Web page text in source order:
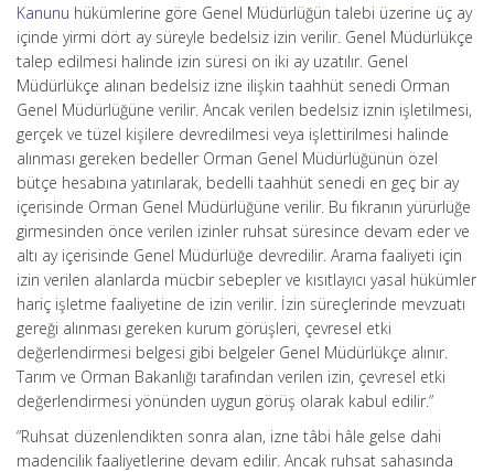
Kanunu hükümlerine göre Genel Müdürlüğün talebi üzerine üç ay
içinde yirmi dört ay süreyle bedelsiz izin verilir. Genel Müdürlükçe
talep edilmesi halinde izin süresi on iki ay uzatılır. Genel
Müdürlükçe alınan bedelsiz izne ilişkin taahhüt senedi Orman
Genel Müdürlüğüne verilir. Ancak verilen bedelsiz iznin işletilmesi,
gerçek ve tüzel kişilere devredilmesi veya işlettirilmesi halinde
alınması gereken bedeller Orman Genel Müdürlüğünün özel
bütçe hesabına yatırılarak, bedelli taahhüt senedi en geç bir ay
içerisinde Orman Genel Müdürlüğüne verilir. Bu fıkranın yürürlüğe
girmesinden önce verilen izinler ruhsat süresince devam eder ve
altı ay içerisinde Genel Müdürlüğe devredilir. Arama faaliyeti için
izin verilen alanlarda mücbir sebepler ve kısıtlayıcı yasal hükümler
hariç işletme faaliyetine de izin verilir. İzin süreçlerinde mevzuatı
gereği alınması gereken kurum görüşleri, çevresel etki
değerlendirmesi belgesi gibi belgeler Genel Müdürlükçe alınır.
Tarım ve Orman Bakanlığı tarafından verilen izin, çevresel etki
değerlendirmesi yönünden uygun görüş olarak kabul edilir.”
“Ruhsat düzenlendikten sonra alan, izne tâbi hâle gelse dahi
madencilik faaliyetlerine devam edilir. Ancak ruhsat sahasında